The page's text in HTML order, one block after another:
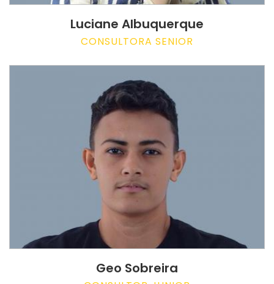
Luciane Albuquerque
CONSULTORA SENIOR
Geo Sobreira